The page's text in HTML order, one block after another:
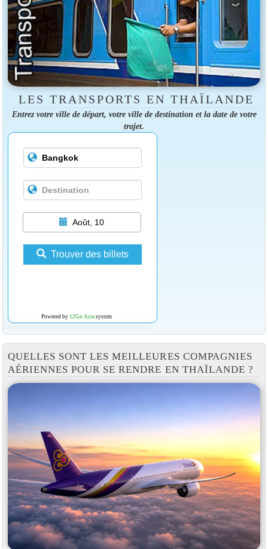
LES TRANSPORTS EN THAÏLANDE
Entrez votre ville de départ, votre ville de destination et la date de votre
trajet.
Août, 10
Trouver des billets
Powered by 12Go Asiasystem
QUELLES SONT LES MEILLEURES COMPAGNIES
AÉRIENNES POUR SE RENDRE EN THAÏLANDE ?